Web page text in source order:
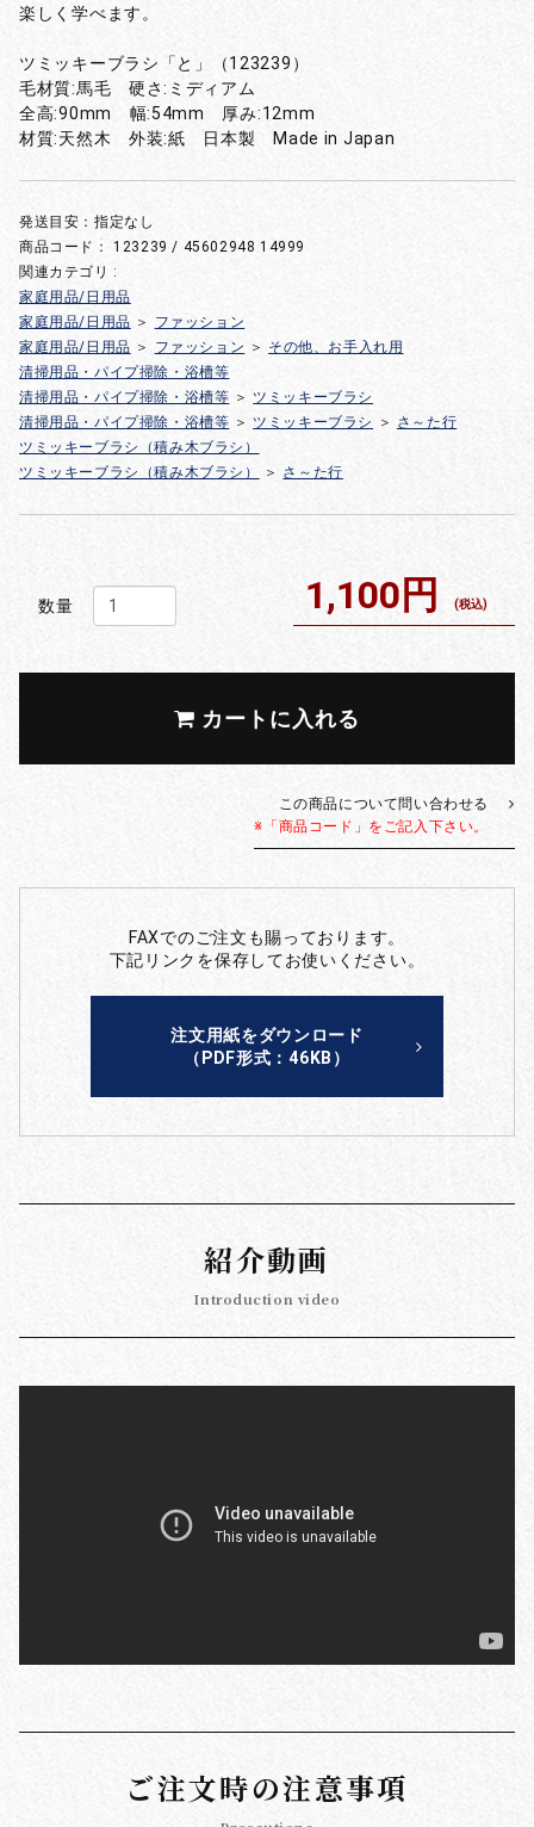
楽しく学べます。
ツミッキーブラシ「と」（123239）
毛材質:馬毛 硬さ:ミディアム
全高:90mm 幅:54mm 厚み:12mm
材質:天然木 外装:紙 日本製 Made in Japan
発送目安：指定なし
商品コード：123239 / 45602948 14999
関連カテゴリ :
家庭用品/日用品
家庭用品/日用品 ＞
ファッション
家庭用品/日用品 ＞ ファッション ＞ その他、お手入れ用
清掃用品・パイプ掃除・浴槽等
清掃用品・パイプ掃除・浴槽等 ＞ ツミッキーブラシ
清掃用品・パイプ掃除・浴槽等 ＞ ツミッキーブラシ ＞ さ～た行
ツミッキーブラシ（積み木ブラシ）
ツミッキーブラシ（積み木ブラシ）
＞ さ～た行
数量 1,100円 (税込)
カートに入れる
この商品について問い合わせる
※「商品コード」をご記入下さい。
FAXでのご注文も賜っております。
下記リンクを保存してお使いください。
注文用紙をダウンロード
（PDF形式：46KB）
紹介動画
Introduction video
ご注文時の注意事項